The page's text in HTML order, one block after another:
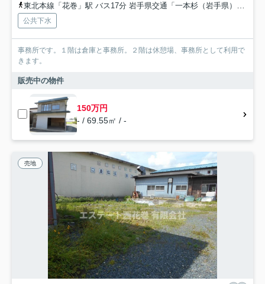
東北本線「花巻」駅 バス17分 岩手県交通「一本杉（岩手県）」 停歩5分
公共下水
事務所です。１階は倉庫と事務所。２階は休憩場、事務所として利用で
きます。
販売中の物件
150万円
- / 69.55㎡ / -
売地